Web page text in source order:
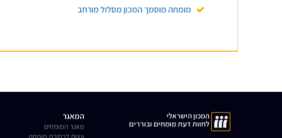
מומחה מוסמך המכון מסלול מורחב
המכון הישראלי
לחוות דעת מומחים ובוררים
המאגר
מאגר המומחים